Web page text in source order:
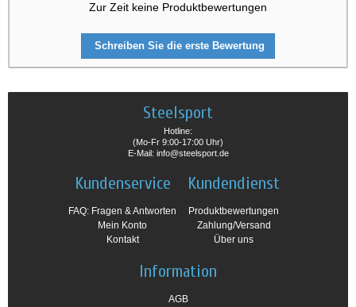
Zur Zeit keine Produktbewertungen
Schreiben Sie die erste Bewertung
Steelsport
Hotline:
(Mo-Fr 9:00-17:00 Uhr)
E-Mail: info@steelsport.de
Kundenservice
FAQ: Fragen & Antworten
Mein Konto
Kontakt
Kundendienst
Produktbewertungen
Zahlung/Versand
Über uns
Information
AGB